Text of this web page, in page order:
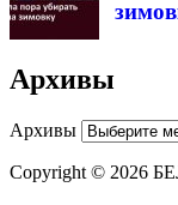
Архивы
Архивы
Copyright ©